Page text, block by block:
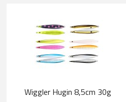
Wiggler Hugin 8,5cm 30g